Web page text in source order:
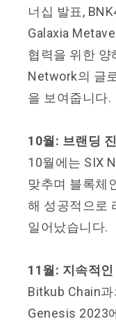
너십 발표,
Galaxia
협력을 위한 양
Network의 글
을 보여줍니다.
10월: 브랜딩
10월에는 SIX
맞추며 블록체
해 성공적으로
일어났습니다.
11월: 지속적
Bitkub Chain
Genesis 2023